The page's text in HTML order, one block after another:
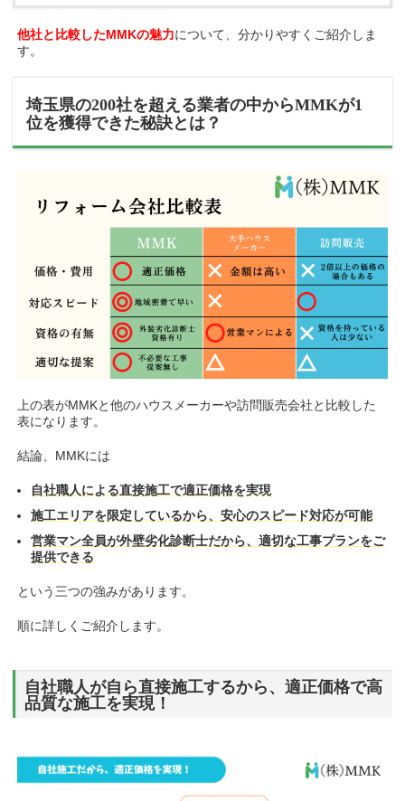
他社と比較したMMKの魅力について、分かりやすくご紹介しま
す。
埼玉県の200社を超える業者の中からMMKが1
位を獲得できた秘訣とは？
上の表がMMKと他のハウスメーカーや訪問販売会社と比較した
表になります。
結論、MMKには
自社職人による直接施工で適正価格を実現
施工エリアを限定しているから、安心のスピード対応が可能
営業マン全員が外壁劣化診断士だから、適切な工事プランをご
提供できる
という三つの強みがあります。
順に詳しくご紹介します。
自社職人が自ら直接施工するから、適正価格で高
品質な施工を実現！